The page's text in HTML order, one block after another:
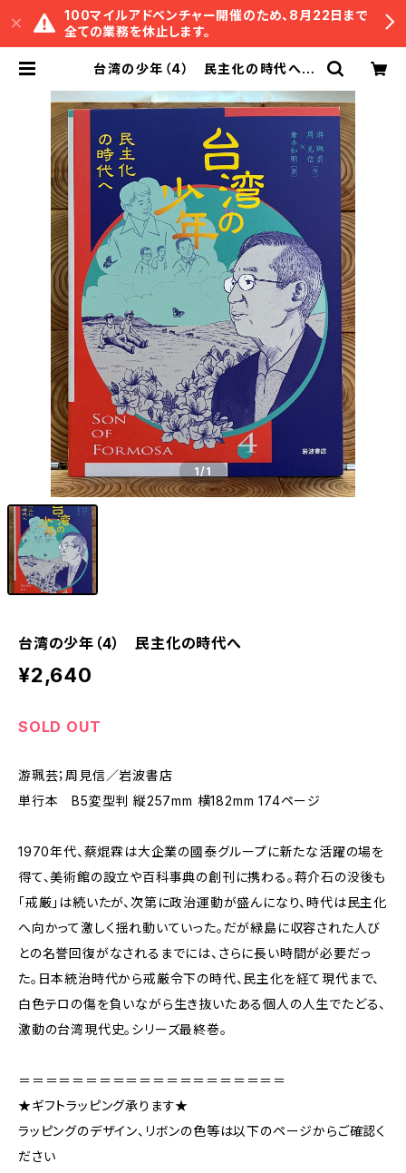
100マイルアドベンチャー開催のため、8月22日まで
全ての業務を休止します。
台湾の少年（4） 民主化の時代へ |
1/1
台湾の少年（4） 民主化の時代へ
¥2,640
SOLD OUT
游珮芸；周見信／岩波書店
単行本 B5変型判 縦257mm 横182mm 174ページ
1970年代、蔡焜霖は大企業の國泰グループに新たな活躍の場を
得て、美術館の設立や百科事典の創刊に携わる。蒋介石の没後も
「戒厳」は続いたが、次第に政治運動が盛んになり、時代は民主化
へ向かって激しく揺れ動いていった。だが緑島に収容された人び
との名誉回復がなされるまでには、さらに長い時間が必要だっ
た。日本統治時代から戒厳令下の時代、民主化を経て現代まで、
白色テロの傷を負いながら生き抜いたある個人の人生でたどる、
激動の台湾現代史。シリーズ最終巻。
＝＝＝＝＝＝＝＝＝＝＝＝＝＝＝＝＝＝＝＝
★ギフトラッピング承ります★
ラッピングのデザイン、リボンの色等は以下のページからご確認く
ださい